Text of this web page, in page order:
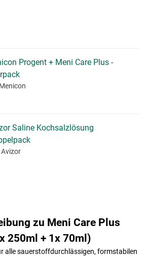
Progent + Meni Care Plus -
Saline Kochsalzlösung
zu Meni Care Plus
250ml + 1x 70ml)
alle sauerstoffdurchlässigen, formstabilen